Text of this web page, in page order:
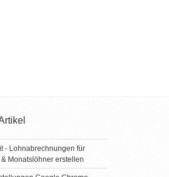
- Lohnabrechnungen für
Monatslöhner erstellen